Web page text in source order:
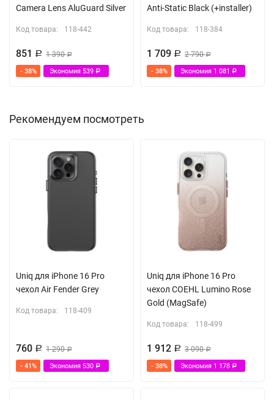
Camera Lens AluGuard Silver
Код товара: 118-442
851 Р 1 390Р
- 38% Экономия 539 Р
Anti-Static Black (+installer)
Код товара: 118-384
1 709 Р 2 790Р
- 38% Экономия 1 081 Р
Рекомендуем посмотреть
Uniq для iPhone 16 Pro
чехол Air Fender Grey
Код товара: 118-409
760 Р 1 290Р
- 41% Экономия 530 Р
Uniq для iPhone 16 Pro
чехол COEHL Lumino Rose
Gold (MagSafe)
Код товара: 118-499
1 912 Р 3 090Р
- 38% Экономия 1 178 Р